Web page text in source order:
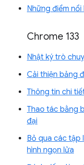
Những điểm
Chrome 133
Nhật ký trò
Cải thiện bảng
Thông tin chi
Thao tác bằng
đại
Bỏ qua các tập
hình ngọn lửa